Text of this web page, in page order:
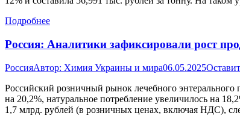
Подробнее
Россия: Аналитики зафиксировали рост
РоссияАвтор: Химия Украины и мира06.05.2025
Российский розничный рынок лечебного
на 20,2%, натуральное потребление увеличилось на
1,7 млрд. рублей (в розничных ценах, включая НДС),